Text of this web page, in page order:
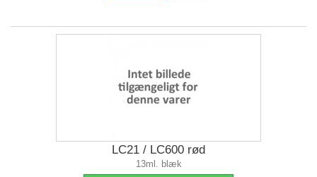
LC21 / LC600 rød
13ml. blæk